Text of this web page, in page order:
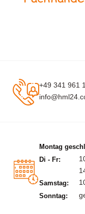
+49 341 961
Montag
Di - Fr:
Samstag:
Sonntag: